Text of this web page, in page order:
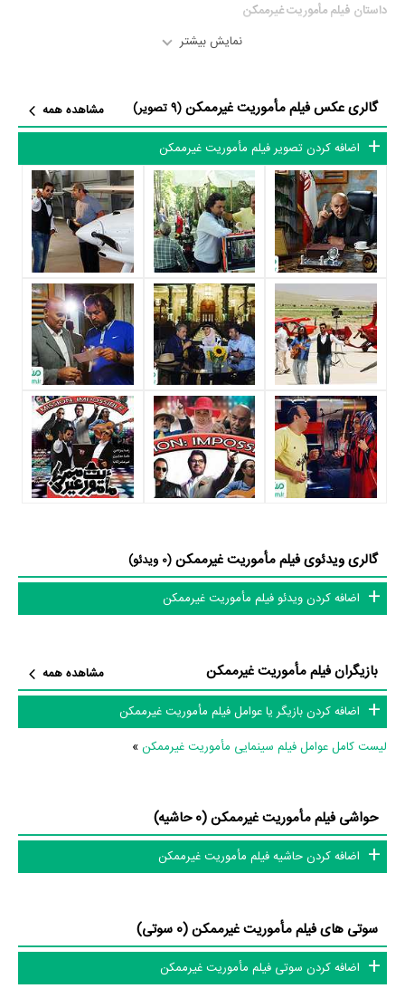
داستان فیلم مأموریت غیرممکن
از محتوا و داستان فیلم مأموریت غیرممکن چقدر اطلاع دارید؟
در خلاصه داستانی که یا از سوی تیم رسانه‌ای اثر و یا توسط دیگر رسانه‌ها درباره
داستان مأموریت غیرممکن منتشر شده است، می‌خوانیم: «کریم عاشق
خوانندگی است و بدون این که بداند دلداده ماموری شده که ماموریت دارد
فرمولی را از دانشمندی سرقت کند. پس از متوجه شدن این داستان کریم، ۲ راه
بیشتر ندارد.»
عوامل فیلم مأموریت غیرممکن
در مجموع بیش از 0 نفر در تولید فیلم مأموریت غیرممکن نقش داشته‌اند و هر
یک از آنها درمنظومیک صفحه اختصاصی دارند.
اطلاعات فیلم مأموریت غیرممکن
تاکنون در صفحه اختصاصی فیلم مأموریت غیرممکن درمنظوماطلاعات بسیاری
توسط پژوهشگران و مردم ثبت شده است؛ در بخش گالری عکس و پوستر فیلم
مأموریت غیرممکن 9 عدد، گردآوری و درج شده است. همچنین تاکنون در
و نقد فیلم مأموریت غیرممکن هنوز موردی ثبت نشده است. قطعا ما و شما به
این حد قانع نیستیم؛ باید به‌کمک علاقمندان فیلم، سریال و تئاتر، این
دایرة‌المعارف آنلاین و بانک اطلاعات هنرمندان و آثار سینما، تلویزیون و تئاتر را
نمایش بیشتر
گالری عکس فیلم مأموریت غیرممکن(9 تصویر)
مشاهده همه
اضافه کردن تصویر فیلم مأموریت غیرممکن
گالری ویدئوی فیلم مأموریت غیرممکن(0 ویدئو)
اضافه کردن ویدئو فیلم مأموریت غیرممکن
بازیگران فیلم مأموریت غیرممکن
مشاهده همه
اضافه کردن بازیگر یا عوامل فیلم مأموریت غیرممکن
لیست کامل عوامل فیلم سینمایی مأموریت غیرممکن»
حواشی فیلم مأموریت غیرممکن (0 حاشیه)
اضافه کردن حاشیه فیلم مأموریت غیرممکن
سوتی های فیلم مأموریت غیرممکن (0 سوتی)
اضافه کردن سوتی فیلم مأموریت غیرممکن